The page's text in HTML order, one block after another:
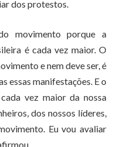
dos protestos.
movimento porque a
é cada vez maior. O
e nem deve ser, é
essas manifestações. E o
vez maior da nossa
dos nossos líderes,
Eu vou avaliar